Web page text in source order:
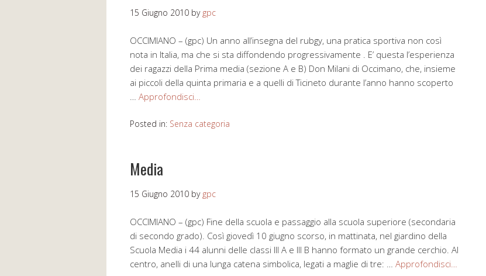
15 Giugno 2010 by gpc
OCCIMIANO – (gpc) Un anno all’insegna del rubgy, una pratica sportiva non così
nota in Italia, ma che si sta diffondendo progressivamente . E’ questa l’esperienza
dei ragazzi della Prima media (sezione A e B) Don Milani di Occimano, che, insieme
ai piccoli della quinta primaria e a quelli di Ticineto durante l’anno hanno scoperto
… Approfondisci…
Posted in: Senza categoria
Media
15 Giugno 2010 by gpc
OCCIMIANO – (gpc) Fine della scuola e passaggio alla scuola superiore (secondaria
di secondo grado). Così giovedì 10 giugno scorso, in mattinata, nel giardino della
Scuola Media i 44 alunni delle classi III A e III B hanno formato un grande cerchio. Al
centro, anelli di una lunga catena simbolica, legati a maglie di tre: … Approfondisci…